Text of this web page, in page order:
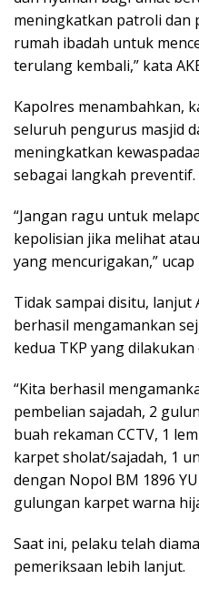
meningkatkan patroli dan
rumah ibadah untuk
terulang kembali,” kata
Kapolres menambahkan,
seluruh pengurus masjid
meningkatkan
sebagai langkah preventif.
“Jangan ragu untuk
kepolisian jika melihat
yang mencurigakan,” ucap
Tidak sampai disitu, lanjut
berhasil mengamankan
kedua TKP yang
“Kita berhasil
pembelian sajadah, 2
buah rekaman CCTV, 1
karpet sholat/sajadah, 1
dengan Nopol BM 1896
gulungan karpet warna
Saat ini, pelaku telah
pemeriksaan lebih lanjut.